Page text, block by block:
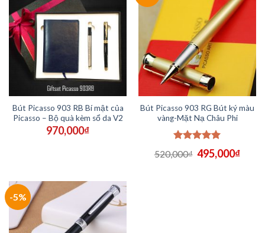
Bút Picasso 903 RB Bí mật của
Picasso – Bộ quà kèm sổ da V2
970,000₫
Bút Picasso 903 RG Bút ký màu
vàng-Mặt Nạ Châu Phi
Được xếp
hạng 5.00
520,000₫ Giá
495,000₫Giá
-5%